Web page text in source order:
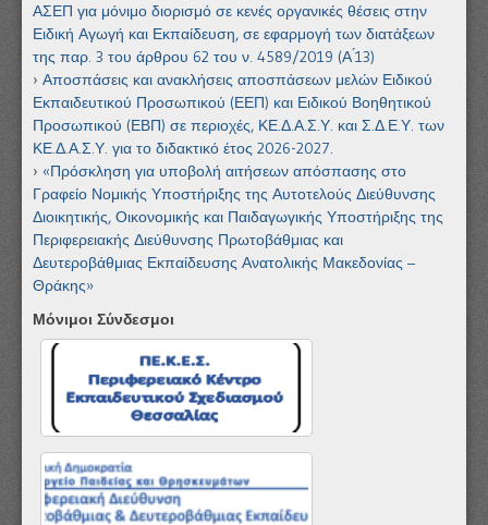
ΑΣΕΠ για μόνιμο διορισμό σε κενές οργανικές θέσεις στην
Ειδική Αγωγή και Εκπαίδευση, σε εφαρμογή των διατάξεων
της παρ. 3 του άρθρου 62 του ν. 4589/2019 (Α ́13)
Αποσπάσεις και ανακλήσεις αποσπάσεων μελών Ειδικού
Εκπαιδευτικού Προσωπικού (ΕΕΠ) και Ειδικού Βοηθητικού
Προσωπικού (ΕΒΠ) σε περιοχές, ΚΕ.Δ.Α.Σ.Υ. και Σ.Δ.Ε.Υ. των
ΚΕ.Δ.Α.Σ.Υ. για το διδακτικό έτος 2026-2027.
«Πρόσκληση για υποβολή αιτήσεων απόσπασης στο
Γραφείο Νομικής Υποστήριξης της Αυτοτελούς Διεύθυνσης
Διοικητικής, Οικονομικής και Παιδαγωγικής Υποστήριξης της
Περιφερειακής Διεύθυνσης Πρωτοβάθμιας και
Δευτεροβάθμιας Εκπαίδευσης Ανατολικής Μακεδονίας –
Θράκης»
Μόνιμοι Σύνδεσμοι